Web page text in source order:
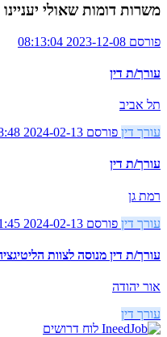
משרות דומות שאולי
פורסם 2023-12-08 08:13:04
עורך/ת דין
תל אביב
עורך דין פורסם 2024-02-13 09:28:48
עורך/ת דין
רמת גן
עורך דין פורסם 2024-02-13 08:51:45
עורך/ת דין מנוסה לצוות
אור יהודה
עורך דין
לוח דרושים